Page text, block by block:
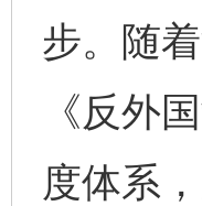
步。随
《反外
度体系